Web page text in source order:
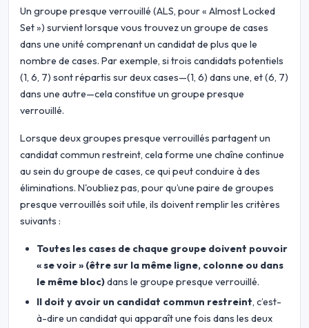
Un groupe presque verrouillé (ALS, pour « Almost Locked
Set ») survient lorsque vous trouvez un groupe de cases
dans une unité comprenant un candidat de plus que le
nombre de cases. Par exemple, si trois candidats potentiels
(1, 6, 7) sont répartis sur deux cases—(1, 6) dans une, et (6, 7)
dans une autre—cela constitue un groupe presque
verrouillé.
Lorsque deux groupes presque verrouillés partagent un
candidat commun restreint, cela forme une chaîne continue
au sein du groupe de cases, ce qui peut conduire à des
éliminations. N'oubliez pas, pour qu’une paire de groupes
presque verrouillés soit utile, ils doivent remplir les critères
suivants :
Toutes les cases de chaque groupe doivent pouvoir
« se voir » (être sur la même ligne, colonne ou dans
le même bloc)dans le groupe presque verrouillé.
Il doit y avoir un candidat commun restreint, c’est-
à-dire un candidat qui apparaît une fois dans les deux